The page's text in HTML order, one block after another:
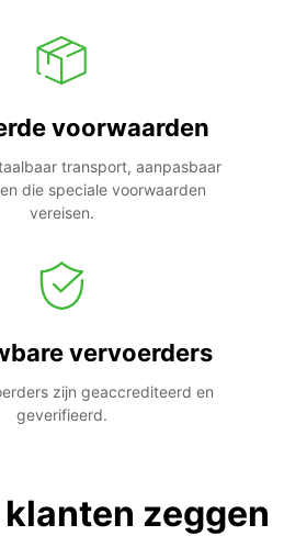
voorwaarden
transport, aanpasbaar
die speciale voorwaarden
vereisen.
vervoerders
zijn geaccrediteerd en
geverifieerd.
zeggen